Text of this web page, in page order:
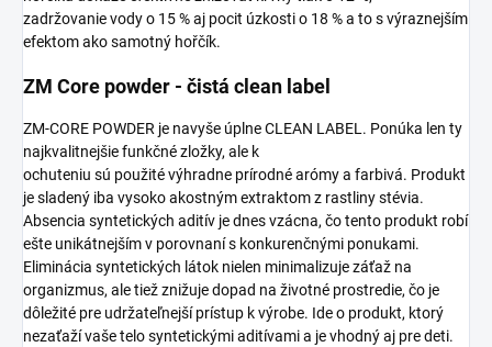
zadržovanie vody o 15 % aj pocit úzkosti o 18 % a to s výraznejším
efektom ako samotný hořčík.
ZM Core powder - čistá clean label
ZM-CORE POWDER je navyše úplne CLEAN LABEL. Ponúka len ty
najkvalitnejšie funkčné zložky, ale k
ochuteniu sú použité výhradne prírodné arómy a farbivá. Produkt
je sladený iba vysoko akostným extraktom z rastliny stévia.
Absencia syntetických aditív je dnes vzácna, čo tento produkt robí
ešte unikátnejším v porovnaní s konkurenčnými ponukami.
Eliminácia syntetických látok nielen minimalizuje záťaž na
organizmus, ale tiež znižuje dopad na životné prostredie, čo je
dôležité pre udržateľnejší prístup k výrobe. Ide o produkt, ktorý
nezaťaží vaše telo syntetickými aditívami a je vhodný aj pre deti.